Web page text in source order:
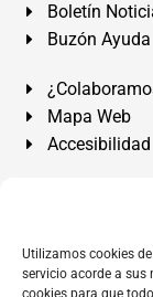
Utilizamos cookies
servicio acorde a sus
cookies para que
Boletín
Buzón Ayuda
Mapa Web
Accesibilidad
Álvarez
de Tenerife.